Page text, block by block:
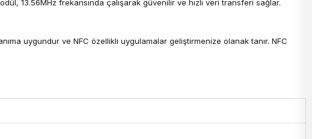
13.56MHz frekansında çalışarak güvenilir ve hızlı veri transferi sağlar.
uygundur ve NFC özellikli uygulamalar geliştirmenize olanak tanır. NFC